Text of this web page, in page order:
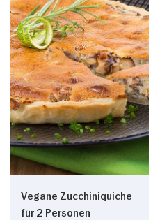
Vegane Zucchiniquiche
für 2 Personen